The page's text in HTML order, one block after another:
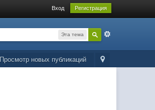
Вход Регистрация
Эта тема
Просмотр новых публикаций